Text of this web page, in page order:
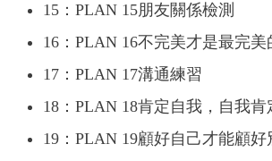
15：PLAN 15朋友關係檢測
16：PLAN 16不完美才是最完美
17：PLAN 17溝通練習
18：PLAN 18肯定自我，自我肯
19：PLAN 19顧好自己才能顧好